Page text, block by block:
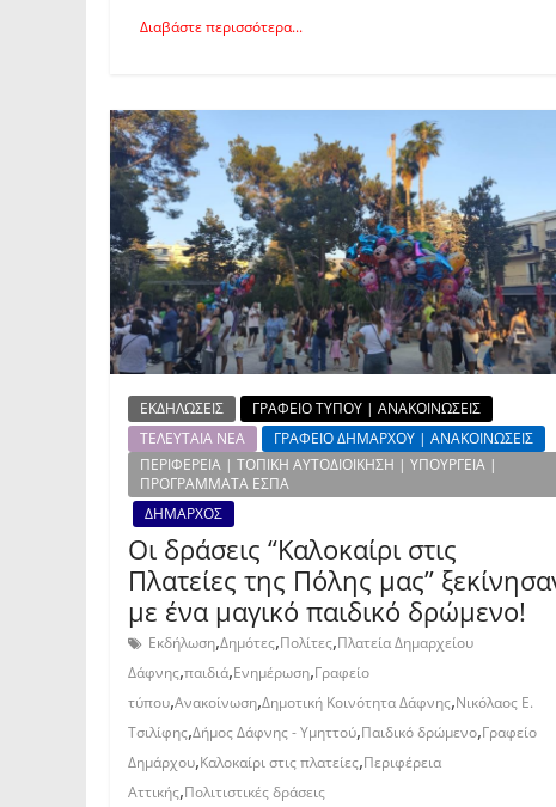
Διαβάστε περισσότερα...
ΕΚΔΗΛΩΣΕΙΣ
ΓΡΑΦΕΙΟ ΤΥΠΟΥ | ΑΝΑΚΟΙΝΩΣΕΙΣ
ΤΕΛΕΥΤΑΙΑ ΝΕΑ
ΓΡΑΦΕΙΟ ΔΗΜΑΡΧΟΥ | ΑΝΑΚΟΙΝΩΣΕΙΣ
ΠΕΡΙΦΕΡΕΙΑ | ΤΟΠΙΚΗ ΑΥΤΟΔΙΟΙΚΗΣΗ | ΥΠΟΥΡΓΕΙΑ |
ΠΡΟΓΡΑΜΜΑΤΑ ΕΣΠΑ
ΔΗΜΑΡΧΟΣ
Οι δράσεις “Καλοκαίρι στις
Πλατείες της Πόλης μας”
με ένα μαγικό παιδικό δρώμενο!
Εκδήλωση,Δημότες,Πολίτες,Πλατεία Δημαρχείου
Δάφνης,παιδιά,Ενημέρωση,Γραφείο
τύπου,Ανακοίνωση,Δημοτική Κοινότητα Δάφνης,Νικόλαος Ε.
Τσιλίφης,Δήμος Δάφνης - Υμηττού,Παιδικό δρώμενο,Γραφείο
Δημάρχου,Καλοκαίρι στις πλατείες,Περιφέρεια
Αττικής,Πολιτιστικές δράσεις